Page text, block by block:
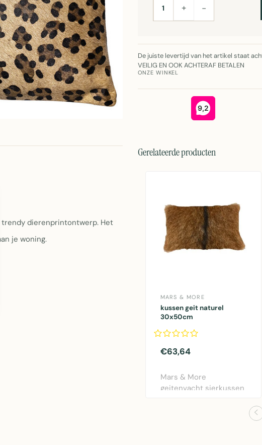
AANTAL+ −
De juiste levertijd van het artikel staat
VEILIG EN OOK ACHTERAF BETALEN
ONZE WINKEL
dierenprintontwerp. Het
je woning.
Gerelateerde producten
MARS & MORE
kussen geit naturel
30x50cm
€63,64
Mars & More
geitenvacht sierkussen